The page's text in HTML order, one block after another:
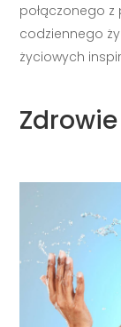
połączonego
codziennego
życiowych